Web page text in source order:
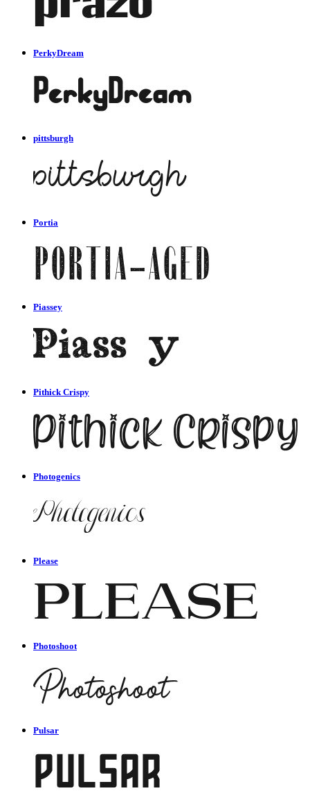
PerkyDream
pittsburgh
Portia
Piassey
Pithick Crispy
Photogenics
Please
Photoshoot
Pulsar